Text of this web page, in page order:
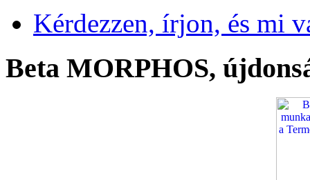
Kérdezzen, írjon, és mi
Beta MORPHOS,